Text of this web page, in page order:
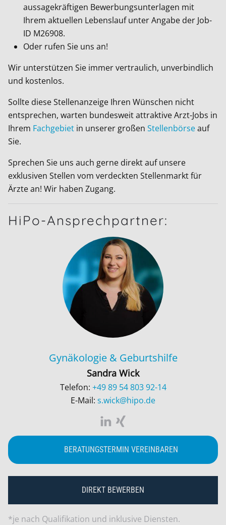
aussagekräftigen Bewerbungsunterlagen mit
Ihrem aktuellen Lebenslauf unter Angabe der Job-
ID M26908.
Oder rufen Sie uns an!
Wir unterstützen Sie immer vertraulich, unverbindlich
und kostenlos.
Sollte diese Stellenanzeige Ihren Wünschen nicht
entsprechen, warten bundesweit attraktive Arzt-Jobs in
Ihrem Fachgebiet in unserer großen Stellenbörseauf
Sie.
Sprechen Sie uns auch gerne direkt auf unsere
exklusiven Stellen vom verdeckten Stellenmarkt für
Ärzte an! Wir haben Zugang.
HiPo-Ansprechpartner:
Gynäkologie & Geburtshilfe
Sandra Wick
Telefon: +49 89 54 803 92-14
E-Mail: s.wick@hipo.de
BERATUNGSTERMIN VEREINBAREN
DIREKT BEWERBEN
*je nach Qualifikation und inklusive Diensten.